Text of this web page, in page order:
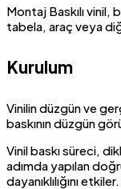
Montaj Baskılı vinil,
tabela, araç veya
Kurulum
Vinilin düzgün ve
baskının düzgün
Vinil baskı süreci,
adımda yapılan
dayanıklılığını etkiler.